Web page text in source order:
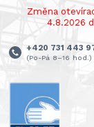
Změna
4.8.2026
+420 731 443
(Po-Pá 8–16 hod.)